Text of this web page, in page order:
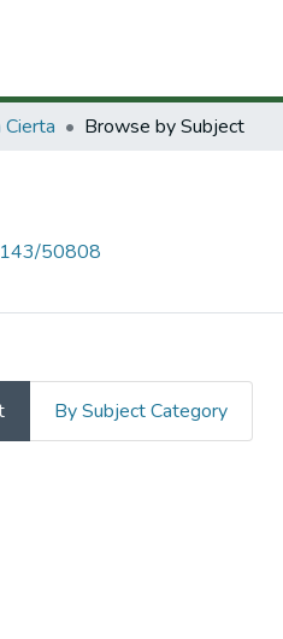
Cierta Browse by Subject
50808
By Subject Category